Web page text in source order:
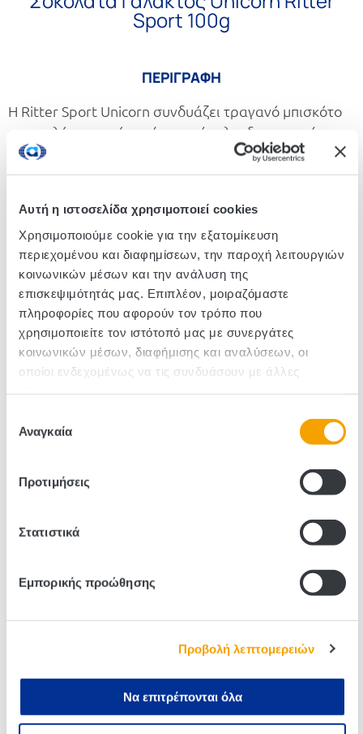
Αυτή η ιστοσελίδα χρησιμοποιεί cookies
Χρησιμοποιούμε cookie για την εξατομίκευση
περιεχομένου και διαφημίσεων, την παροχή λειτουργιών
κοινωνικών μέσων και την ανάλυση της
επισκεψιμότητάς μας. Επιπλέον, μοιραζόμαστε
πληροφορίες που αφορούν τον τρόπο που
χρησιμοποιείτε τον ιστότοπό μας με συνεργάτες
κοινωνικών μέσων, διαφήμισης και αναλύσεων, οι
οποίοι ενδεχομένως να τις συνδυάσουν με άλλες
των υπηρεσιών τους.
συγκατάθεσης
Αναγκαία
Προτιμήσεις
Στατιστικά
Εμπορικής προώθησης
Προβολή λεπτομερειών
Να επιτρέπονται όλα
Sport 100g
ΠΕΡΙΓΡΑΦΗ
Η Ritter Sport Unicorn συνδυάζει τραγανό μπισκότο
με απαλή, «μαγική» κρέμα φράουλα, δημιουργώντας
μια παιχνιδιάρικη εμπειρία γεμάτη χρώμα και
φαντασία. Ένα τετράγωνο που σας καλεί να
καθημερινότητα.
Κωδικός :580020
Τεμάχια/Κιβώτιο: 11